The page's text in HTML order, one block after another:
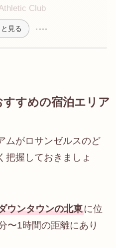
Club
見る
すすめの宿泊エリア
ムがロサンゼルスのど
把握しておきましょ
ウンタウンの北東に位
〜1時間の距離にあり